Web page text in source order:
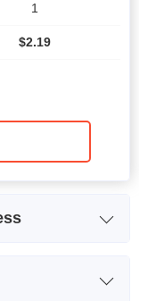
1
$2.19